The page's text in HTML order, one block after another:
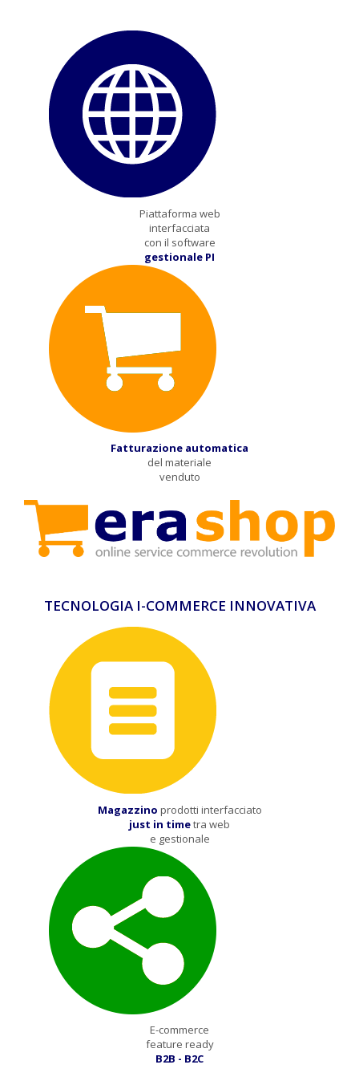
Piattaforma web
interfacciata
con il software
gestionale PI
Fatturazione automatica
del materiale
venduto
TECNOLOGIA I-COMMERCE INNOVATIVA
Magazzino prodotti interfacciato
just in timetra web
e gestionale
E-commerce
feature ready
B2B - B2C